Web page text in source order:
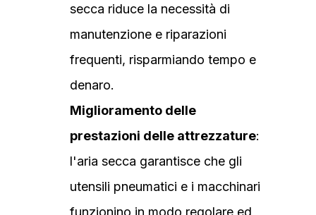
secca riduce la necessità di
manutenzione e riparazioni
frequenti, risparmiando tempo e
denaro.
Miglioramento delle
prestazioni delle attrezzature:
l'aria secca garantisce che gli
utensili pneumatici e i macchinari
funzionino in modo regolare ed